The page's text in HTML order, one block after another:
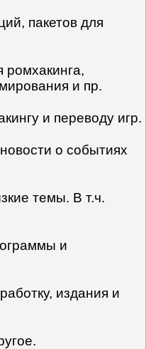
пакетов для
и пр.
и переводу игр.
о событиях
темы. В т.ч.
и
издания и